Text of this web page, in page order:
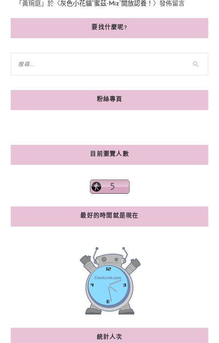
「 黃琬庭」於〈灰色小花貓“蜜茲-Miz”開放認養！ 〉發佈留言
要找什麼呢?
粉絲專頁
目前瀏覽人數
最好的時間就是現在
統計人次